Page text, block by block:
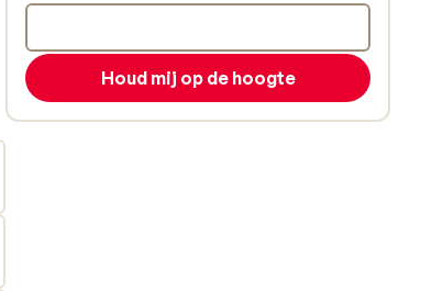
Houd mij op de hoogte